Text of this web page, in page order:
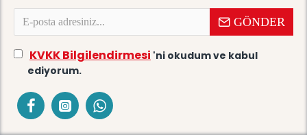
GÖNDER
KVKK Bilgilendirmesi 'ni okudum ve kabul
ediyorum.